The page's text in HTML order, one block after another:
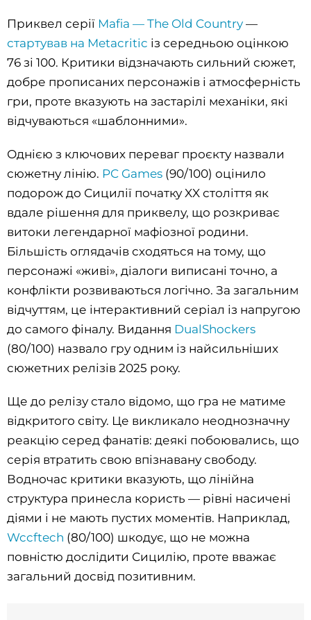
Приквел серії Mafia — The Old Country —
стартував на Metacritic із середньою оцінкою
76 зі 100. Критики відзначають сильний сюжет,
добре прописаних персонажів і атмосферність
гри, проте вказують на застарілі механіки, які
відчуваються «шаблонними».
Однією з ключових переваг проєкту назвали
сюжетну лінію. PC Games (90/100) оцінило
подорож до Сицилії початку XX століття як
вдале рішення для приквелу, що розкриває
витоки легендарної мафіозної родини.
Більшість оглядачів сходяться на тому, що
персонажі «живі», діалоги виписані точно, а
конфлікти розвиваються логічно. За загальним
відчуттям, це інтерактивний серіал із напругою
до самого фіналу. Видання DualShockers
(80/100) назвало гру одним із найсильніших
сюжетних релізів 2025 року.
Ще до релізу стало відомо, що гра не матиме
відкритого світу. Це викликало неоднозначну
реакцію серед фанатів: деякі побоювались, що
серія втратить свою впізнавану свободу.
Водночас критики вказують, що лінійна
структура принесла користь — рівні насичені
діями і не мають пустих моментів. Наприклад,
Wccftech (80/100) шкодує, що не можна
повністю дослідити Сицилію, проте вважає
загальний досвід позитивним.